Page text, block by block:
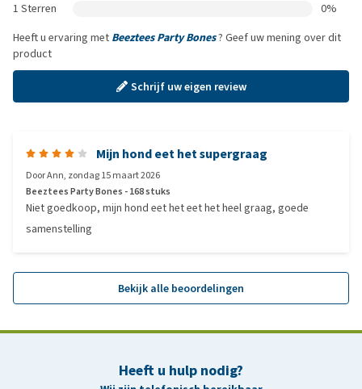
1 Sterren
0%
Heeft u ervaring met Beeztees Party Bones? Geef uw mening over dit
product
Schrijf uw eigen review
Mijn hond eet het supergraag
DoorAnn, zondag 15 maart 2026
Beeztees Party Bones - 168 stuks
Niet goedkoop, mijn hond eet het eet het heel graag, goede
samenstelling
Bekijk alle beoordelingen
Heeft u hulp nodig?